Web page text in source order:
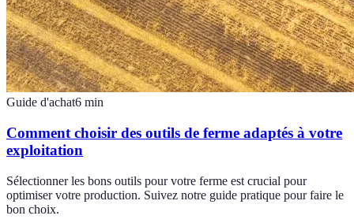
Guide d'achat6 min
Comment choisir des outils de ferme adaptés à votre
exploitation
Sélectionner les bons outils pour votre ferme est crucial pour
optimiser votre production. Suivez notre guide pratique pour faire le
bon choix.